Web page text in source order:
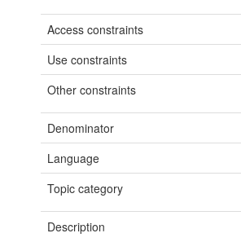
Access constraints
Use constraints
Other constraints
Denominator
Language
Topic category
Description